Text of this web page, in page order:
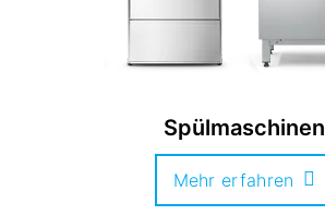
Spülmaschinen
Mehr erfahren